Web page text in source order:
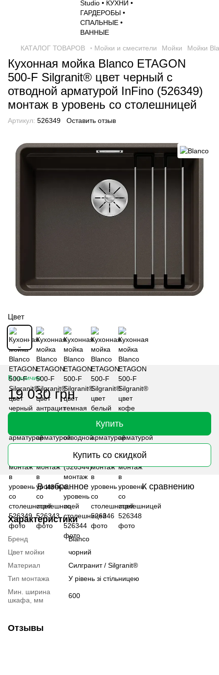
КАТАЛОГ ТОВАРОВ ◦ Мойки и смесители Мойки Мойки
Кухонная мойка Blanco ETAGON
500-F Silgranit® цвет черный с
отводной арматурой InFino (526349)
монтаж в уровень со столешницей
Артикул: 526349 Оставить отзыв
Цвет
В наличии
19 030 грн
Купить
Купить со скидкой
В избранное К сравнению
Характеристики
Бренд
Blanco
Цвет мойки
чорний
Материал
Cилгранит / Silgranit®
Тип монтажа
У рівень зі стільницею
Мин. ширина
шкафа, мм
600
Отзывы